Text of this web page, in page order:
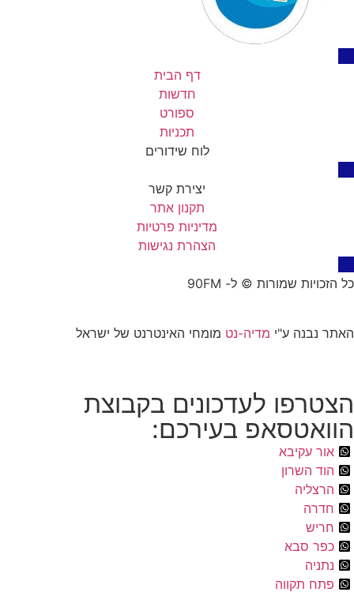
דף הבית
חדשות
ספורט
תכניות
לוח שידורים
יצירת קשר
תקנון אתר
מדיניות פרטיות
הצהרת נגישות
כל הזכויות שמורות © ל- 90FM
האתר נבנה ע"י מדיה-נט מומחי האינטרנט של ישראל
הצטרפו לעדכונים בקבוצת
הוואטסאפ בעירכם:
אור עקיבא
הוד השרון
הרצליה
חדרה
חריש
כפר סבא
נתניה
פתח תקווה